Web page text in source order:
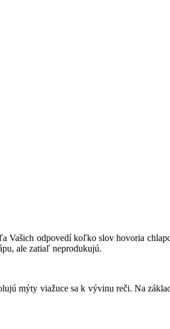
Vašich odpovedí koľko slov hovoria
ale zatiaľ neprodukujú.
mýty viažuce sa k vývinu reči. Na